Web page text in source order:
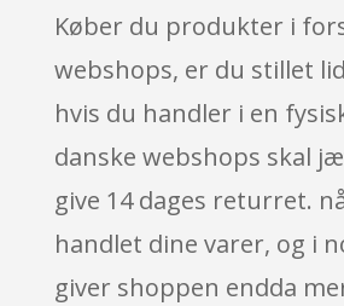
Køber du produkter i
webshops, er du stillet
hvis du handler i en
danske webshops skal
give 14 dages returret.
handlet dine varer, og i
giver shoppen endda